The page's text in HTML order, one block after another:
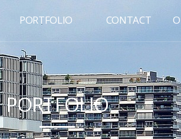
PORTFOLIO CONTACT
PORTFOLIO